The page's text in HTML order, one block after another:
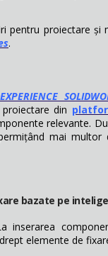
pentru proiectare și
.
din
relevante.
mai multor
bazate pe
inserarea
elemente de